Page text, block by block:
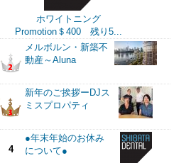
ホワイトニング
Promotion＄400 残り5...
メルボルン・新築不
動産～Aluna
新年のご挨拶ーDJス
ミスプロパティ
4
●年末年始のお休み
について●